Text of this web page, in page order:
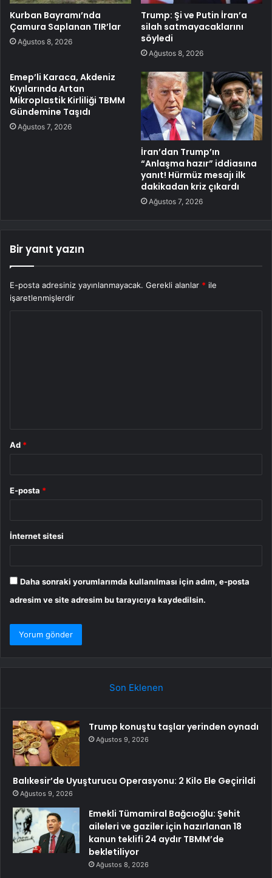
Kurban Bayramı’nda
Çamura Saplanan TIR’lar
Ağustos 8, 2026
Trump: Şi ve Putin İran’a
silah satmayacaklarını
söyledi
Ağustos 8, 2026
Emep’li Karaca, Akdeniz
Kıyılarında Artan
Mikroplastik Kirliliği TBMM
Gündemine Taşıdı
Ağustos 7, 2026
İran’dan Trump’ın
“Anlaşma hazır” iddiasına
yanıt! Hürmüz mesajı ilk
dakikadan kriz çıkardı
Ağustos 7, 2026
Bir yanıt yazın
E-posta adresiniz yayınlanmayacak. Gerekli alanlar * ile
işaretlenmişlerdir
Ad *
E-posta *
İnternet sitesi
Daha sonraki yorumlarımda kullanılması için adım, e-posta
adresim ve site adresim bu tarayıcıya kaydedilsin.
Son Eklenen
Trump konuştu taşlar yerinden oynadı
Ağustos 9, 2026
Balıkesir’de Uyuşturucu Operasyonu: 2 Kilo Ele Geçirildi
Ağustos 9, 2026
Emekli Tümamiral Bağcıoğlu: Şehit
aileleri ve gaziler için hazırlanan 18
kanun teklifi 24 aydır TBMM’de
bekletiliyor
Ağustos 8, 2026